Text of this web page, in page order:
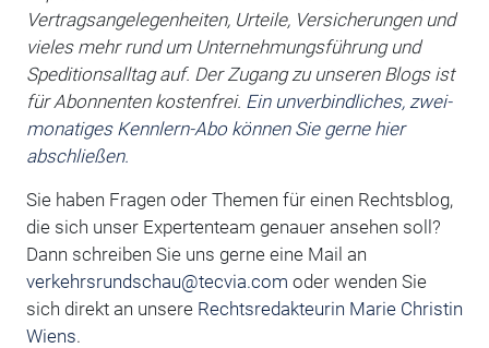
Vertragsangelegenheiten, Urteile, Versicherungen und
vieles mehr rund um Unternehmungsführung und
Speditionsalltag auf. Der Zugang zu unseren Blogs ist
für Abonnenten kostenfrei. Ein unverbindliches, zwei-
monatiges Kennlern-Abo können Sie gerne hier
abschließen.
Sie haben Fragen oder Themen für einen Rechtsblog,
die sich unser Expertenteam genauer ansehen soll?
Dann schreiben Sie uns gerne eine Mail an
verkehrsrundschau@tecvia.com oder wenden Sie
sich direkt an unsere Rechtsredakteurin Marie Christin
Wiens.